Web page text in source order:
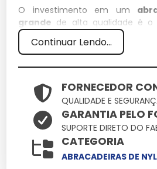
O investimento em um
grande de alta qualidade é o
garantir a eficiência de
Em nossa empresa,
do seu projeto seja atendido
moderno no mercado.
Especificações
Atributo
Material
Continuar Lendo...
FORNECEDOR
QUALIDADE E
GARANTIA PELO
SUPORTE DIRETO DO
CATEGORIA
ABRACADEIRAS DE